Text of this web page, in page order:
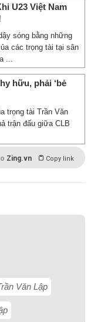
U23 Việt Nam
sóng bằng những
các trọng tài tại sân
...
hữu, phải ‘bẻ
trọng tài Trần Văn
trận đấu giữa CLB
Zing.vn Copy link
Văn Lập